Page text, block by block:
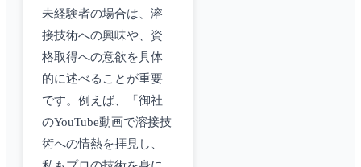
未経験者の場合は、溶
接技術への興味や、資
格取得への意欲を具体
的に述べることが重要
です。例えば、「御社
のYouTube動画で溶接技
術への情熱を拝見し、